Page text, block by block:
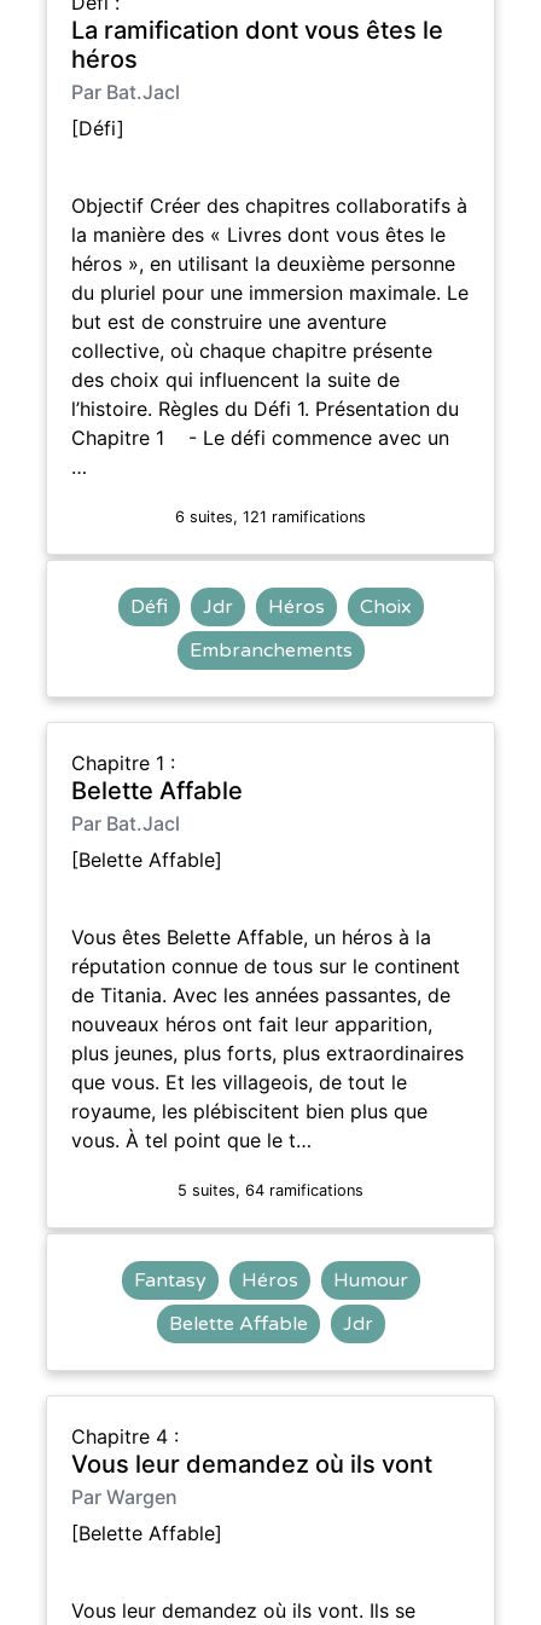
La ramification dont vous êtes le
héros
Par Bat.Jacl
[Défi]
Objectif Créer des chapitres collaboratifs à
la manière des « Livres dont vous êtes le
héros », en utilisant la deuxième personne
du pluriel pour une immersion maximale. Le
but est de construire une aventure
collective, où chaque chapitre présente
des choix qui influencent la suite de
l’histoire. Règles du Défi 1. Présentation du
Chapitre 1 - Le défi commence avec un
…
6 suites, 121 ramifications
Défi Jdr Héros
Choix
Embranchements
Chapitre 1 :
Belette Affable
Par Bat.Jacl
[Belette Affable]
Vous êtes Belette Affable, un héros à la
réputation connue de tous sur le continent
de Titania. Avec les années passantes, de
nouveaux héros ont fait leur apparition,
plus jeunes, plus forts, plus extraordinaires
que vous. Et les villageois, de tout le
royaume, les plébiscitent bien plus que
vous. À tel point que le t…
5 suites, 64 ramifications
Fantasy Héros
Humour
Belette Affable
Jdr
Chapitre 4 :
Vous leur demandez où ils vont
Par Wargen
[Belette Affable]
Vous leur demandez où ils vont. Ils se